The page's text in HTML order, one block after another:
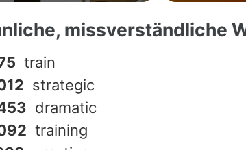
missverständliche
train
strategic
dramatic
training